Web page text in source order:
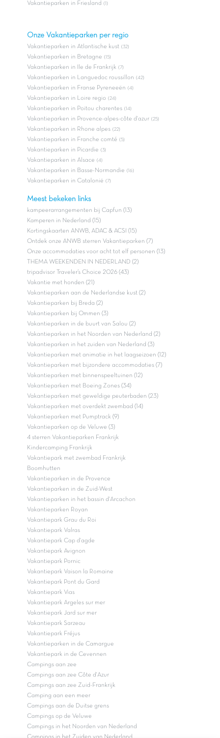
Vakantieparken in Friesland (1)
Onze Vakantieparken per regio
Vakantieparken in Atlantische kust (32)
Vakantieparken in Bretagne (15)
Vakantieparken in Ile de Frankrijk (7)
Vakantieparken in Languedoc roussillon (42)
Vakantieparken in Franse Pyreneeën (4)
Vakantieparken in Loire regio (24)
Vakantieparken in Poitou charentes (14)
Vakantieparken in Provence-alpes-côte d'azur (25)
Vakantieparken in Rhone alpes (22)
Vakantieparken in Franche comté (5)
Vakantieparken in Picardie (3)
Vakantieparken in Alsace (4)
Vakantieparken in Basse-Normandie (16)
Vakantieparken in Catalonië (7)
Meest bekeken links
kampeerarrangementen bij Capfun (13)
Kamperen in Nederland (15)
Kortingskaarten ANWB, ADAC & ACSI (15)
Ontdek onze ANWB sterren Vakantieparken (7)
Onze accommodaties voor acht tot elf personen (13)
THEMA WEEKENDEN IN NEDERLAND (2)
tripadvisor Traveler’s Choice 2026 (43)
Vakantie met honden (21)
Vakantieparken aan de Nederlandse kust (2)
Vakantieparken bij Breda (2)
Vakantieparken bij Ommen (3)
Vakantieparken in de buurt van Salou (2)
Vakantieparken in het Noorden van Nederland (2)
Vakantieparken in het zuiden van Nederland (3)
Vakantieparken met animatie in het laagseizoen (12)
Vakantieparken met bijzondere accommodaties (7)
Vakantieparken met binnenspeeltuinen (12)
Vakantieparken met Boeing Zones (34)
Vakantieparken met geweldige peuterbaden (23)
Vakantieparken met overdekt zwembad (14)
Vakantieparken met Pumptrack (9)
Vakantieparken op de Veluwe (3)
4 sterren Vakantieparken Frankrijk
Kindercamping Frankrijk
Vakantiepark met zwembad Frankrijk
Boomhutten
Vakantieparken in de Provence
Vakantieparken in de Zuid-West
Vakantieparken in het bassin d'Arcachon
Vakantieparken Royan
Vakantiepark Grau du Roi
Vakantiepark Valras
Vakantiepark Cap d'agde
Vakantiepark Avignon
Vakantiepark Pornic
Vakantiepark Vaison la Romaine
Vakantiepark Pont du Gard
Vakantiepark Vias
Vakantiepark Argeles sur mer
Vakantiepark Jard sur mer
Vakantiepark Sarzeau
Vakantiepark Fréjus
Vakantieparken in de Camargue
Vakantiepark in de Cevennen
Campings aan zee
Campings aan zee Côte d'Azur
Campings aan zee Zuid-Frankrijk
Camping aan een meer
Campings aan de Duitse grens
Campings op de Veluwe
Campings in het Noorden van Nederland